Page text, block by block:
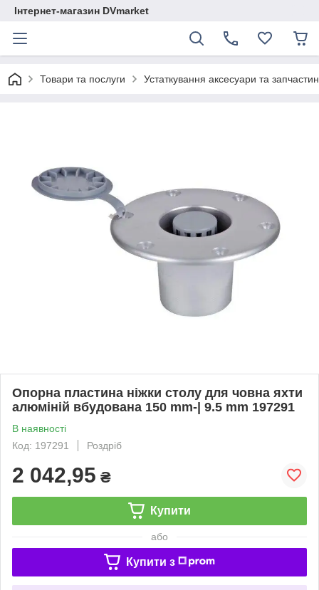
Інтернет-магазин DVmarket
Товари та послуги Устаткування аксесуари та
Опорна пластина ніжки столу для човна яхти
алюміній вбудована 150 mm-| 9.5 mm 197291
В наявності
Код: 197291
Роздріб
2 042,95 ₴
Купити
або
Купити з